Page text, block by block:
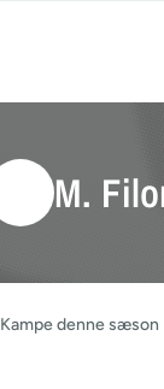
M.
Kampe denne sæson